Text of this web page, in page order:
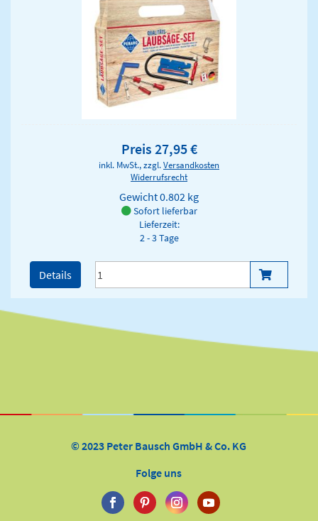
Preis 27,95 €
inkl. MwSt., zzgl.Versandkosten
Widerrufsrecht
Gewicht0.802 kg
Sofort lieferbar
Lieferzeit:
2 - 3 Tage
Details
© 2023 Peter Bausch GmbH & Co. KG
Folge uns